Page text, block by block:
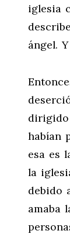
iglesia
ángel.
dirigido
habían
esa es
la
debido
amaba